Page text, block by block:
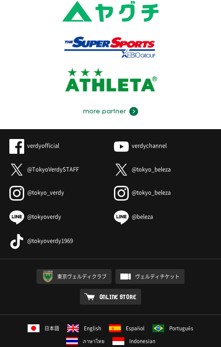
more partner
verdyofficial verdychannel
@TokyoVerdySTAFF @tokyo_beleza
@tokyo_verdy @tokyo_beleza
@tokyoverdy @beleza
@tokyoverdy1969
東京ヴェルディクラブ ヴェルディチケット
ONLINE STORE
日本語 English Español
Português
ภาษาไทย
Indonesian